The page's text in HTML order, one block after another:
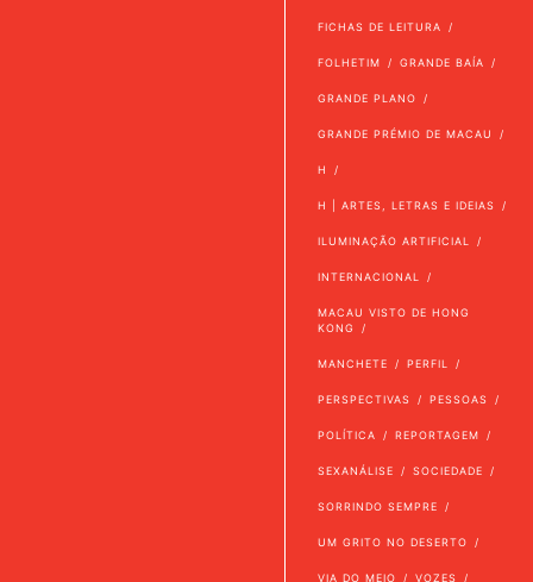
FICHAS DE LEITURA
FOLHETIM GRANDE BAÍA
GRANDE PLANO
GRANDE PRÉMIO DE MACAU
H
H | ARTES, LETRAS E IDEIAS
ILUMINAÇÃO ARTIFICIAL
INTERNACIONAL
MACAU VISTO DE HONG
KONG
MANCHETE PERFIL
PERSPECTIVAS PESSOAS
POLÍTICA REPORTAGEM
SEXANÁLISE SOCIEDADE
SORRINDO SEMPRE
UM GRITO NO DESERTO
VIA DO MEIO VOZES